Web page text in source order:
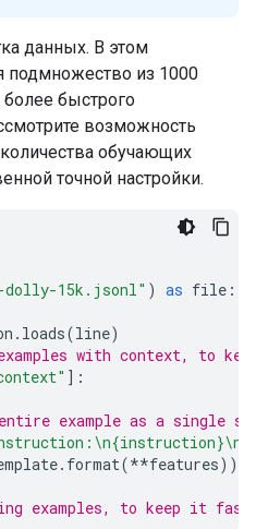
данных. В этом
подмножество из 1000
быстрого
возможность
обучающих
точной настройки.
dolly-15k.jsonl" ) as file :
. loads(line)
with context, to
]:
example as a single
\n{instruction}
. format(**features))
examples, to keep it